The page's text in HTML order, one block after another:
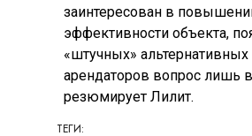
заинтересован в
эффективности объекта,
«штучных» альтернативных
арендаторов вопрос лишь
резюмирует Лилит.
ТЕГИ: